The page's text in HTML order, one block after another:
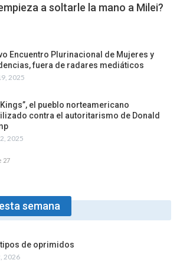
a soltarle la mano a Milei?
Encuentro Plurinacional de Mujeres y
fuera de radares mediáticos
2025
el pueblo norteamericano
contra el autoritarismo de Donald
2025
27
semana
tipos de oprimidos
2026